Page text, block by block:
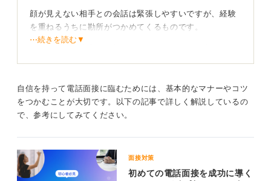
顔が見えない相手との会話は緊張しやすいですが、経験
を重ねるうちに勘所がつかめてくるものです。
メモの活用がおすすめ！ 聞き逃しを防いで自信を持
って回答しよう
重要なポイントを書き留めることで、聞き逃すことへの
不安も減り、より落ち着いて話に集中できるでしょう。
⋯続きを読む▼
自信を持って電話面接に臨むためには、基本的なマナーやコツ
をつかむことが大切です。以下の記事で詳しく解説しているの
で、参考にしてみてください。
面接対策
初めての電話面接を成功に導く